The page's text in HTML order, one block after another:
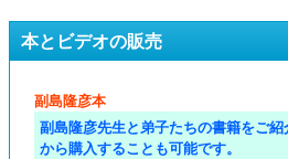
本とビデオの販売
副島隆彦本
副島隆彦先生と弟子たちの書籍をご
から購入することも可能です。